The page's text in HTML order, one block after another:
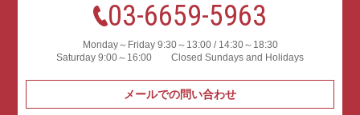
03-6659-5963
Monday～Friday 9:30～13:00 / 14:30～18:30
Saturday 9:00～16:00 Closed Sundays and Holidays
メールでの問い合わせ